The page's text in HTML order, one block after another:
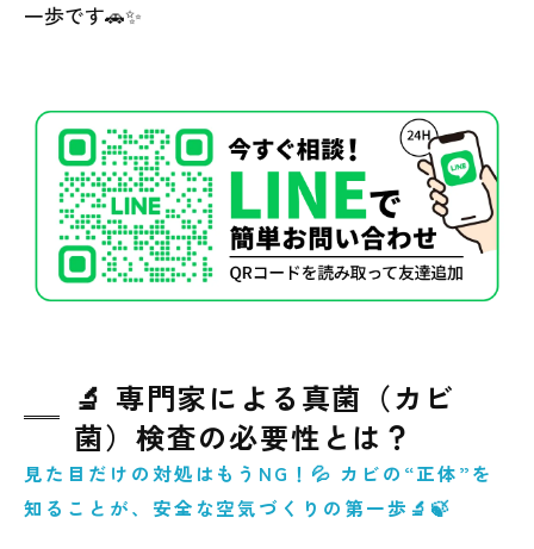
一歩です🚗✨
🔬 専門家による真菌（カビ
菌）検査の必要性とは？
見た目だけの対処はもうNG！💦 カビの“正体”を
知ることが、安全な空気づくりの第一歩🔬🍃